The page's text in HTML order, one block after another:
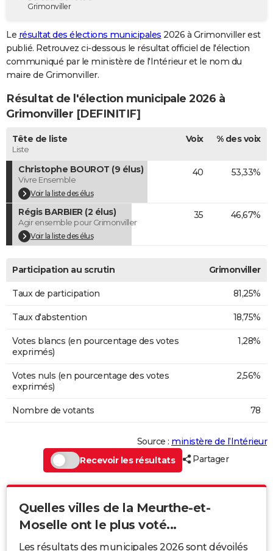
Destinations
City break
Voyage nature
Voyage de noces
Forum
GUIDES D'ACHAT
BONS PLANS
Carte de Noël
Carte Bonne année
Carte Saint-Valentin
Carte Pâques
Carte d'anniversaire
DICTIONNAIRE
Dictionnaire
Biographies
Citations
Expressions
Proverbes
PROGRAMME TV
COPAINS D'AVANT
S'inscrire
Se connecter
Lycées
Collèges
Primaires
Universités
Entreprises
Service militaire
Avis de recherche
AVIS DE DÉCÈS
FORUM
Bricolage
Lifestyle
Culture
Sport
Auto
Television
Voyage
Cinema
Grimonviller
Le résultat des élections municipales 2026 à Grimonviller est
publié. Retrouvez ci-dessous le résultat officiel de l'élection
communiqué par le ministère de l'Intérieur et le nom du
maire de Grimonviller.
Résultat de l'élection municipale 2026 à
Grimonviller [DEFINITIF]
Tête de liste
Liste
Voix % des voix
Christophe BOUROT (9 élus)
Vivre Ensemble
Voir la liste des élus
40 53,33%
Régis BARBIER (2 élus)
Agir ensemble pour Grimonviller
Voir la liste des élus
35 46,67%
Participation au scrutin Grimonviller
Taux de participation 81,25%
Taux d'abstention 18,75%
Votes blancs (en pourcentage des votes
exprimés)
1,28%
Votes nuls (en pourcentage des votes
exprimés)
2,56%
Nombre de votants 78
Source : ministère de l’Intérieur
Recevoir les résultats
Partager
Quelles villes de la Meurthe-et-
Moselle ont le plus voté...
Les résultats des municipales 2026 sont dévoilés